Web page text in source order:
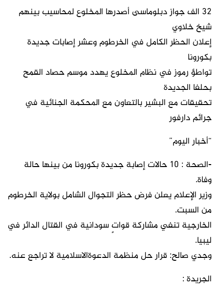
32 الف جواز دبلوماسى أصدرها المخلوع لمحاسيب بينهم
شيخ خلاوي
إعلان الحظر الكامل في الخرطوم وعشر إصابات جديدة
بكورونا
تواطؤ رموز في نظام المخلوع يهدد موسم حصاد القمح
بحلفا الجديدة
تحقيقات مع البشير بالتعاون مع المحكمة الجنائية في
جرائم دارفور
“أخبار اليوم”
-الصحة : 10 حالات إصابة جديدة بكورونا من بينها حالة
وفاة.
وزير الإعلام يعلن فرض حظر التجوال الشامل بولاية الخرطوم
من السبت.
الخارجية تنفي مشاركة قواتٍ سودانية في القتال الدائر في
ليبيا.
وجدي صالح: قرار حل منظمة الدعوةالاسلامية لا تراجع عنه.
الجريدة :